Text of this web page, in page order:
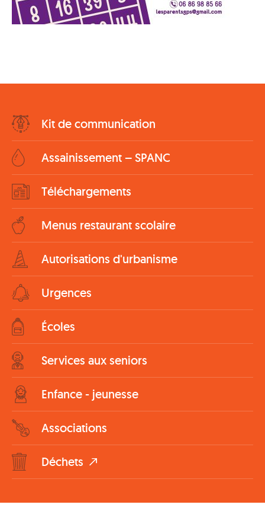
Menu
Kit de communication
Assainissement – SPANC
Téléchargements
Menus restaurant scolaire
Autorisations d'urbanisme
Urgences
Écoles
Services aux seniors
Enfance - jeunesse
Associations
Déchets